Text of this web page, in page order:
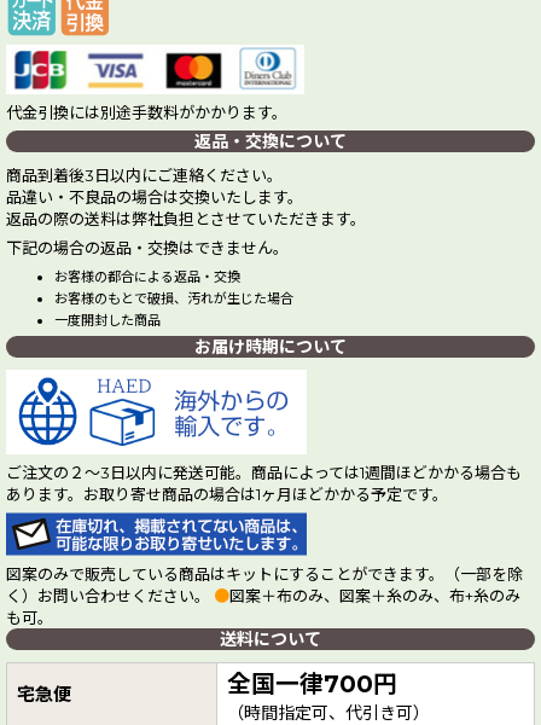
代金引換には別途手数料がかかります。
返品・交換について
商品到着後3日以内にご連絡ください。
品違い・不良品の場合は交換いたします。
返品の際の送料は弊社負担とさせていただきます。
下記の場合の返品・交換はできません。
お客様の都合による返品・交換
お客様のもとで破損、汚れが生じた場合
一度開封した商品
お届け時期について
ご注文の２～3日以内に発送可能。商品によっては1週間ほどかかる場合も
あります。お取り寄せ商品の場合は1ヶ月ほどかかる予定です。
図案のみで販売している商品はキットにすることができます。（一部を除
く）お問い合わせください。 ●図案＋布のみ、図案＋糸のみ、布+糸のみ
も可。
送料について
宅急便 全国一律700円
（時間指定可、代引き可）